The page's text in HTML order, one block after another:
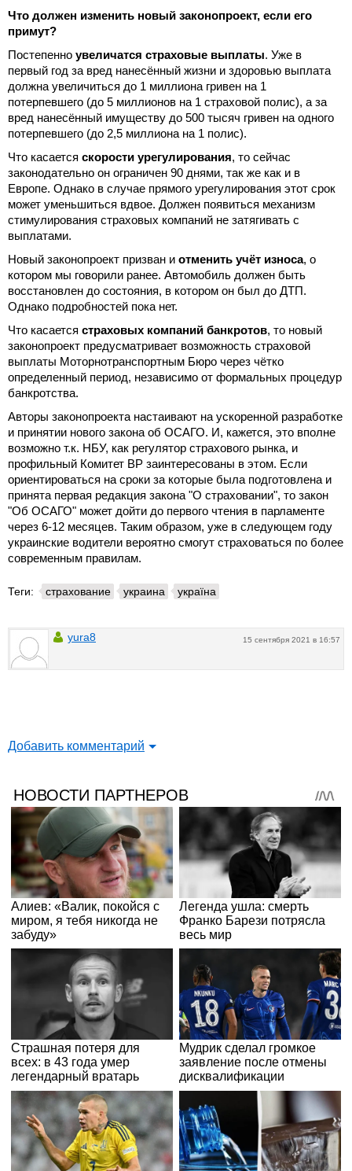
Что должен изменить новый законопроект, если его
примут?
Постепенно увеличатся страховые выплаты. Уже в
первый год за вред нанесённый жизни и здоровью выплата
должна увеличиться до 1 миллиона гривен на 1
потерпевшего (до 5 миллионов на 1 страховой полис), а за
вред нанесённый имуществу до 500 тысяч гривен на одного
потерпевшего (до 2,5 миллиона на 1 полис).
Что касается скорости урегулирования, то сейчас
законодательно он ограничен 90 днями, так же как и в
Европе. Однако в случае прямого урегулирования этот срок
может уменьшиться вдвое. Должен появиться механизм
стимулирования страховых компаний не затягивать с
выплатами.
Новый законопроект призван и отменить учёт износа, о
котором мы говорили ранее. Автомобиль должен быть
восстановлен до состояния, в котором он был до ДТП.
Однако подробностей пока нет.
Что касается страховых компаний банкротов, то новый
законопроект предусматривает возможность страховой
выплаты Моторнотранспортным Бюро через чётко
определенный период, независимо от формальных процедур
банкротства.
Авторы законопроекта настаивают на ускоренной разработке
и принятии нового закона об ОСАГО. И, кажется, это вполне
возможно т.к. НБУ, как регулятор страхового рынка, и
профильный Комитет ВР заинтересованы в этом. Если
ориентироваться на сроки за которые была подготовлена и
принята первая редакция закона "О страховании", то закон
"Об ОСАГО" может дойти до первого чтения в парламенте
через 6-12 месяцев. Таким образом, уже в следующем году
украинские водители вероятно смогут страховаться по более
современным правилам.
Теги: страхование украина україна
15 сентября 2021 в 16:57
yura8
Добавить комментарий